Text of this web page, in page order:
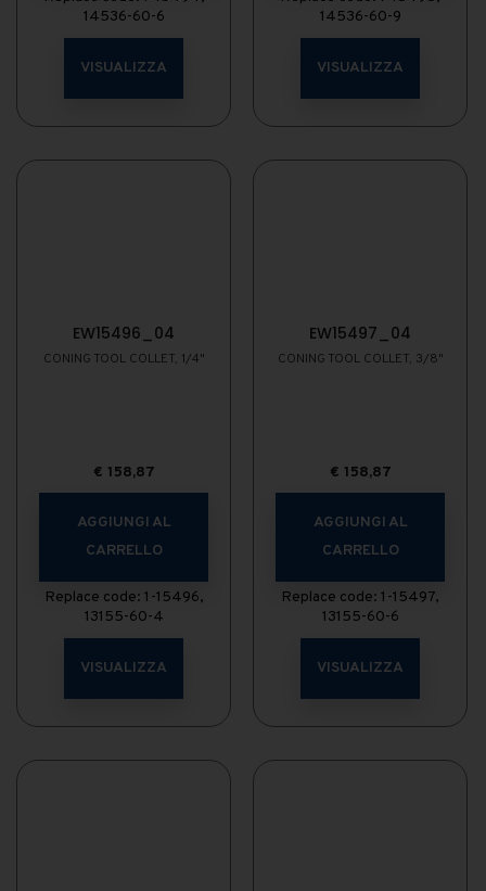
14536-60-6
VISUALIZZA
14536-60-9
VISUALIZZA
EW15496_04
CONING TOOL COLLET, 1/4"
€ 158,87
AGGIUNGI AL
CARRELLO
Replace code: 1-15496,
13155-60-4
VISUALIZZA
EW15497_04
CONING TOOL COLLET, 3/8"
€ 158,87
AGGIUNGI AL
CARRELLO
Replace code: 1-15497,
13155-60-6
VISUALIZZA